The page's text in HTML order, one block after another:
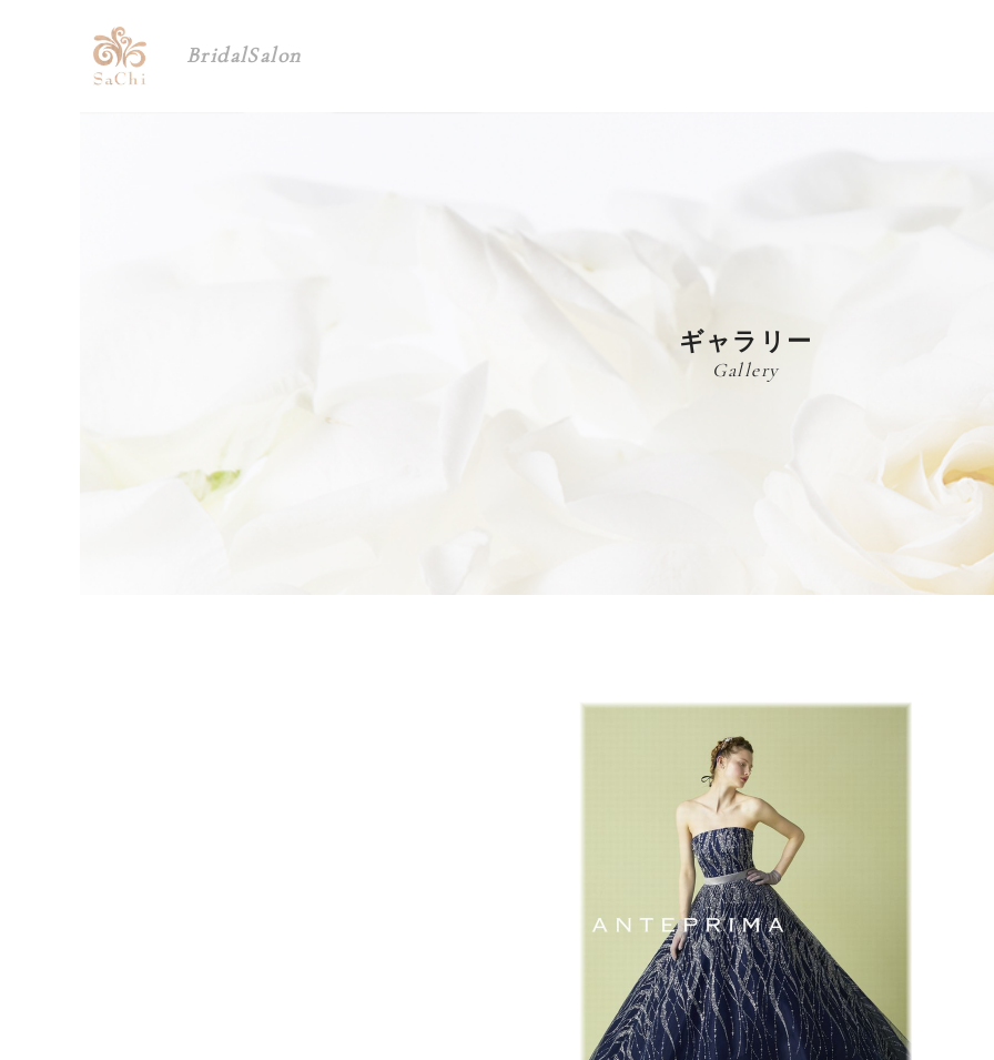
BridalSalon
ギャラリー
Gallery